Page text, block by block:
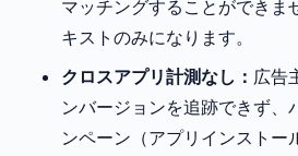
マッチングすることができま
キストのみになります。
クロスアプリ計測なし： 広告
ンバージョンを追跡できず、
ンペーン（アプリインストー